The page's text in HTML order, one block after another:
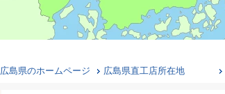
広島県のホームページ 広島県直工店所在地